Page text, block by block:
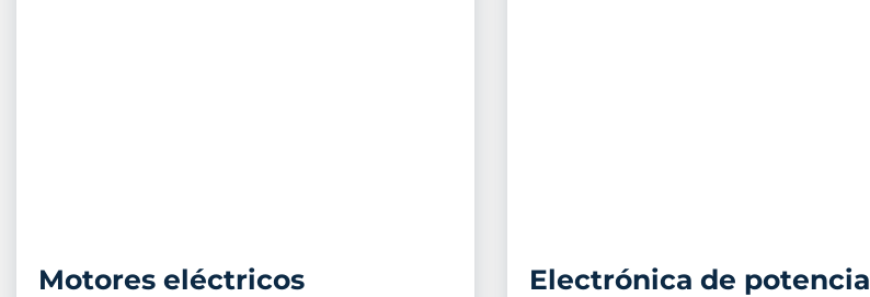
Motores eléctricos Electrónica de potencia